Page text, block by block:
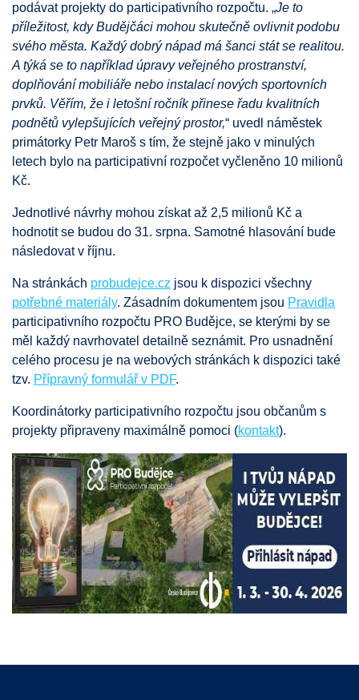
podávat projekty do participativního rozpočtu. „Je to
příležitost, kdy Budějčáci mohou skutečně ovlivnit podobu
svého města. Každý dobrý nápad má šanci stát se realitou.
A týká se to například úpravy veřejného prostranství,
doplňování mobiliáře nebo instalací nových sportovních
prvků. Věřím, že i letošní ročník přinese řadu kvalitních
podnětů vylepšujících veřejný prostor,“ uvedl náměstek
primátorky Petr Maroš s tím, že stejně jako v minulých
letech bylo na participativní rozpočet vyčleněno 10 milionů
Kč.
Jednotlivé návrhy mohou získat až 2,5 milionů Kč a
hodnotit se budou do 31. srpna. Samotné hlasování bude
následovat v říjnu.
Na stránkách probudejce.cz jsou k dispozici všechny
potřebné materiály. Zásadním dokumentem jsou Pravidla
participativního rozpočtu PRO Budějce, se kterými by se
měl každý navrhovatel detailně seznámit. Pro usnadnění
celého procesu je na webových stránkách k dispozici také
tzv. Přípravný formulář v PDF.
Koordinátorky participativního rozpočtu jsou občanům s
projekty připraveny maximálně pomoci (kontakt).
Souhlas s nastavením cookies
Cookies jsou malé soubory, do kterých webové
stránky mohou ukládat informace o vaší aktivitě a